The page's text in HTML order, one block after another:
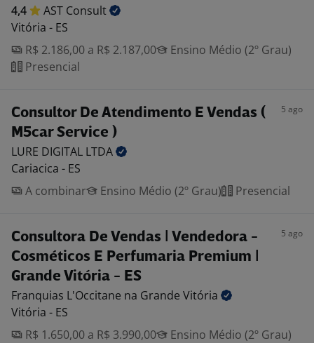
4,4 AST Consult
Vitória - ES
R$ 2.186,00 a R$ 2.187,00
Ensino Médio (2º Grau)
Presencial
Consultor De Atendimento E Vendas (
M5car Service )
5 ago
LURE DIGITAL LTDA
Cariacica - ES
A combinar
Ensino Médio (2º Grau) Presencial
Consultora De Vendas | Vendedora -
Cosméticos E Perfumaria Premium |
Grande Vitória - ES
5 ago
Franquias L'Occitane na Grande Vitória
Vitória - ES
R$ 1.650,00 a R$ 3.990,00
Ensino Médio (2º Grau)